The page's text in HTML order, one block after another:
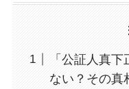
「公証人真
ない？その真